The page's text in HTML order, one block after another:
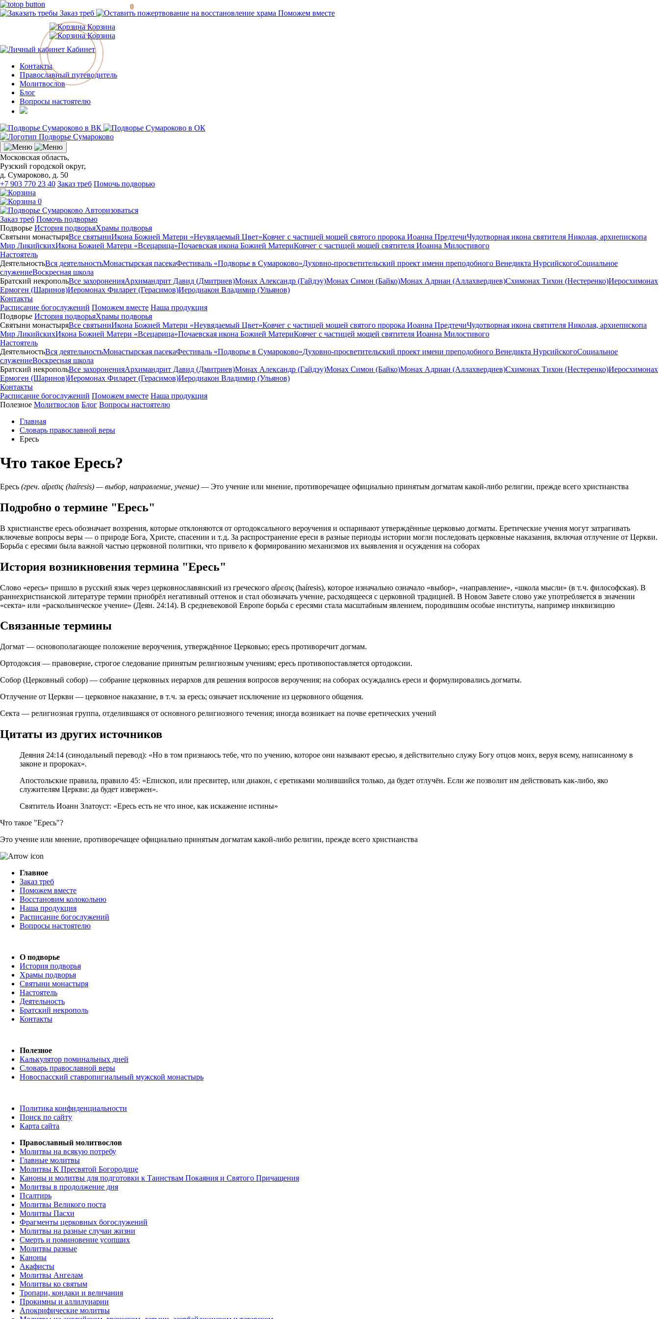
Заказ треб
Поможем вместе
Корзина
Корзина
0
Кабинет
Контакты
Православный путеводитель
Молитвослов
Блог
Вопросы настоятелю
Московская область,
Рузский городской округ,
д. Сумароково, д. 50
+7 903 770 23 40 Заказ треб Помочь подворью
0
Авторизоваться
Заказ треб Помочь подворью
Подворье История подворьяХрамы подворья
Святыни монастыряВсе святыниИкона Божией Матери «Неувядаемый Цвет»Ковчег с частицей мощей святого пророка Иоанна ПредтечиЧудотворная икона святителя Николая, архиепископа
Мир ЛикийскихИкона Божией Матери «Всецарица»Почаевская икона Божией МатериКовчег с частицей мощей святителя Иоанна Милостивого
Настоятель
ДеятельностьВся деятельностьМонастырская пасекаФестиваль «Подворье в Сумароково»Духовно-просветительский проект имени преподобного Венедикта НурсийскогоСоциальное
служениеВоскресная школа
Братский некропольВсе захороненияАрхимандрит Давид (Дмитриев)Монах Александр (Гайдэу)Монах Симон (Байко)Монах Адриан (Аллахвердиев)Схимонах Тихон (Нестеренко)Иеросхимонах
Ермоген (Шаринов)Иеромонах Филарет (Герасимов)Иеродиакон Владимир (Ульянов)
Контакты
Расписание богослужений Поможем вместе Наша продукция
Подворье История подворьяХрамы подворья
Святыни монастыряВсе святыниИкона Божией Матери «Неувядаемый Цвет»Ковчег с частицей мощей святого пророка Иоанна ПредтечиЧудотворная икона святителя Николая, архиепископа
Мир ЛикийскихИкона Божией Матери «Всецарица»Почаевская икона Божией МатериКовчег с частицей мощей святителя Иоанна Милостивого
Настоятель
ДеятельностьВся деятельностьМонастырская пасекаФестиваль «Подворье в Сумароково»Духовно-просветительский проект имени преподобного Венедикта НурсийскогоСоциальное
служениеВоскресная школа
Братский некропольВсе захороненияАрхимандрит Давид (Дмитриев)Монах Александр (Гайдэу)Монах Симон (Байко)Монах Адриан (Аллахвердиев)Схимонах Тихон (Нестеренко)Иеросхимонах
Ермоген (Шаринов)Иеромонах Филарет (Герасимов)Иеродиакон Владимир (Ульянов)
Контакты
Расписание богослужений Поможем вместе Наша продукция
Полезное Молитвослов Блог Вопросы настоятелю
Главная
Словарь православной веры
Ересь
Что такое Ересь?
Ересь (греч. αἵρεσις (haíresis) — выбор, направление, учение) — Это учение или мнение, противоречащее официально принятым догматам какой‑либо религии, прежде всего христианства
Подробно о термине "Ересь"
В христианстве ересь обозначает воззрения, которые отклоняются от ортодоксального вероучения и оспаривают утверждённые церковью догматы. Еретические учения могут затрагивать
ключевые вопросы веры — о природе Бога, Христе, спасении и т. д. За распространение ереси в разные периоды истории могли последовать церковные наказания, включая отлучение от Церкви.
Борьба с ересями была важной частью церковной политики, что привело к формированию механизмов их выявления и осуждения на соборах
История возникновения термина "Ересь"
Слово «ересь» пришло в русский язык через церковнославянский из греческого αἵρεσις (haíresis), которое изначально означало «выбор», «направление», «школа мысли» (в т. ч. философская). В
раннехристианской литературе термин приобрёл негативный оттенок и стал обозначать учение, расходящееся с церковной традицией. В Новом Завете слово уже употребляется в значении
«секта» или «раскольническое учение» (Деян. 24:14). В средневековой Европе борьба с ересями стала масштабным явлением, породившим особые институты, например инквизицию
Связанные термины
Догмат — основополагающее положение вероучения, утверждённое Церковью; ересь противоречит догмам.
Ортодоксия — правоверие, строгое следование принятым религиозным учениям; ересь противопоставляется ортодоксии.
Собор (Церковный собор) — собрание церковных иерархов для решения вопросов вероучения; на соборах осуждались ереси и формулировались догматы.
Отлучение от Церкви — церковное наказание, в т. ч. за ересь; означает исключение из церковного общения.
Секта — религиозная группа, отделившаяся от основного религиозного течения; иногда возникает на почве еретических учений
Цитаты из других источников
Деяния 24:14 (синодальный перевод): «Но в том признаюсь тебе, что по учению, которое они называют ересью, я действительно служу Богу отцов моих, веруя всему, написанному в
законе и пророках».
Апостольские правила, правило 45: «Епископ, или пресвитер, или диакон, с еретиками молившийся только, да будет отлучён. Если же позволит им действовать как‑либо, яко
служителям Церкви: да будет извержен».
Святитель Иоанн Златоуст: «Ересь есть не что иное, как искажение истины»
Что такое "Ересь"?
Это учение или мнение, противоречащее официально принятым догматам какой‑либо религии, прежде всего христианства
Главное
Заказ треб
Поможем вместе
Восстановим колокольню
Наша продукция
Расписание богослужений
Вопросы настоятелю
О подворье
История подворья
Храмы подворья
Святыни монастыря
Настоятель
Деятельность
Братский некрополь
Контакты
Полезное
Калькулятор поминальных дней
Словарь православной веры
Новоспасский ставропигиальный мужской монастырь
Политика конфиденциальности
Поиск по сайту
Карта сайта
Православный молитвослов
Молитвы на всякую потребу
Главные молитвы
Молитвы К Пресвятой Богородице
Каноны и молитвы для подготовки к Таинствам Покаяния и Святого Причащения
Молитвы в продолжение дня
Псалтирь
Молитвы Великого поста
Молитвы Пасхи
Фрагменты церковных богослужений
Молитвы на разные случаи жизни
Смерть и поминовение усопших
Молитвы разные
Каноны
Акафисты
Молитвы Ангелам
Молитвы ко святым
Тропари, кондаки и величания
Прокимны и аллилуиарии
Апокрифические молитвы